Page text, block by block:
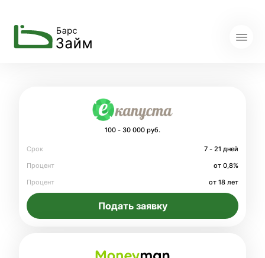
100 - 30 000 руб.
Срок
7 - 21 дней
Процент
от 0,8%
Процент
от 18 лет
Подать заявку